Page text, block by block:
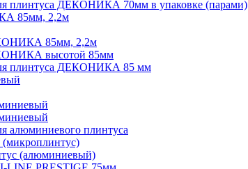
плинтуса ДЕКОНИКА 70мм в упаковке (парами)
85мм, 2,2м
85мм, 2,2м
высотой 85мм
плинтуса ДЕКОНИКА 85 мм
алюминиевого плинтуса
(алюминиевый)